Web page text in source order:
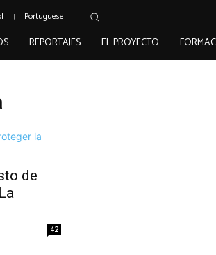
Portuguese
REPORTAJES EL PROYECTO
de
42